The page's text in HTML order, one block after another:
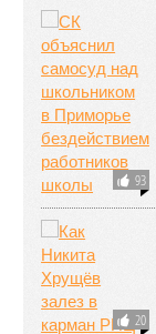
93
20